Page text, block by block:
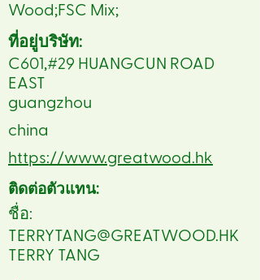
Wood;FSC Mix;
ที่อยู่บริษัท:
C601,#29 HUANGCUN ROAD
EAST
guangzhou
china
https://www.greatwood.hk
ติดต่อตัวแทน:
ชื่อ:
TERRYTANG@GREATWOOD.HK
TERRY TANG